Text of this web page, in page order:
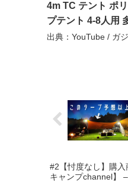
4m TC テント ポ
プテント 4-8人用
アウトドア 撥水 通
プ テント – ガジ
出典：YouTube / ガ
#2【忖度なし】購
キャンプchannel】